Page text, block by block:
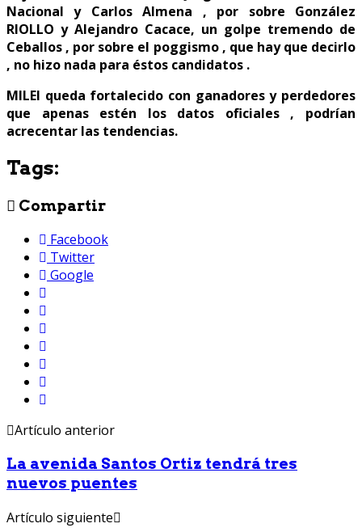
Nacional y Carlos Almena , por sobre González
RIOLLO y Alejandro Cacace, un golpe tremendo de
Ceballos , por sobre el poggismo , que hay que decirlo
, no hizo nada para éstos candidatos .
MILEI queda fortalecido con ganadores y perdedores
que apenas estén los datos oficiales , podrían
acrecentar las tendencias.
Tags:
Compartir
Facebook
Twitter
Google
Artículo anterior
La avenida Santos Ortiz tendrá tres
nuevos puentes
Artículo siguiente